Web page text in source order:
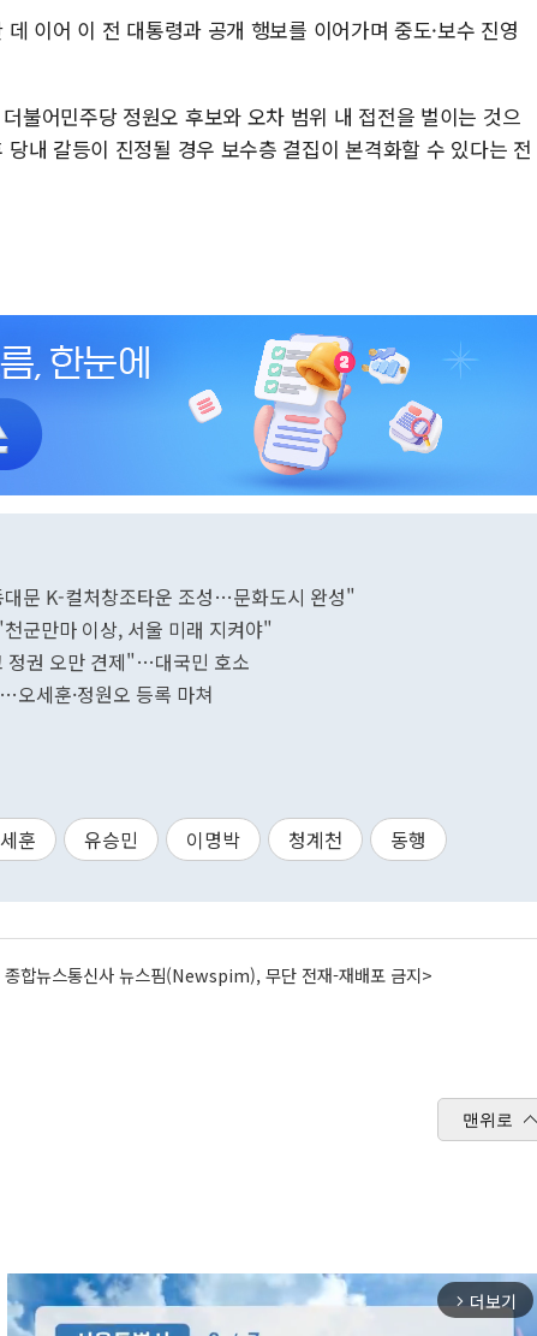
이어 이 전 대통령과 공개 행보를 이어가며 중도·보수 진영
불어민주당 정원오 후보와 오차 범위 내 접전을 벌이는 것으
내 갈등이 진정될 경우 보수층 결집이 본격화할 수 있다는 전
문 K-컬처창조타운 조성…문화도시 완성"
군만마 이상, 서울 미래 지켜야"
정권 오만 견제"…대국민 호소
오세훈·정원오 등록 마쳐
훈 유승민 이명박 청계천 동행
합뉴스통신사 뉴스핌(Newspim), 무단 전재-재배포 금지>
맨위로
arrow_forward_ios 더보기